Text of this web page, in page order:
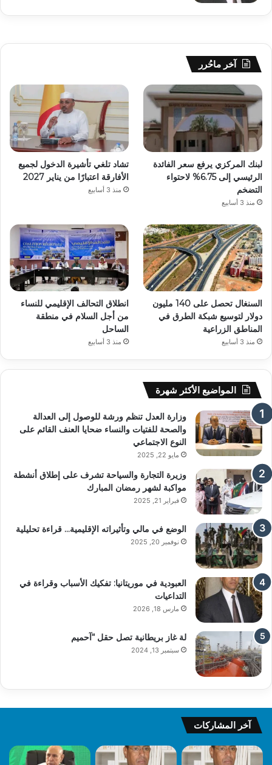
آخر ماحُرر
لبنك المركزي يرفع سعر الفائدة
الرئيسي إلى 6.75% لاحتواء
التضخم
منذ 3 أسابيع
تشاد تلغي تأشيرة الدخول لجميع
الأفارقة اعتبارًا من يناير 2027
منذ 3 أسابيع
السنغال تحصل على 140 مليون
دولار لتوسيع شبكة الطرق في
المناطق الزراعية
منذ 3 أسابيع
انطلاق التحالف الإقليمي للنساء
من أجل السلام في منطقة
الساحل
منذ 3 أسابيع
المواضيع الأكثر شهرة
وزارة العدل تنظم ورشة للوصول إلى العدالة
والصحة للفتيات والنساء ضحايا العنف القائم على
النوع الاجتماعي
مايو 22, 2025
وزيرة التجارة والسياحة تشرف على إطلاق أنشطة
مواكبة لشهر رمضان المبارك
فبراير 21, 2025
الوضع في مالي وتأثيراته الإقليمية… قراءة تحليلية
نوفمبر 20, 2025
العبودية في موريتانيا: تفكيك الأسباب وقراءة في
التداعيات
مارس 18, 2026
لة غاز بريطانية تصل حقل “آحميم
سبتمبر 13, 2024
آخر المشاركات